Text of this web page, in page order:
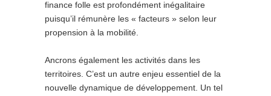
finance folle est profondément inégalitaire
puisqu’il rémunère les « facteurs » selon leur
propension à la mobilité.
Ancrons également les activités dans les
territoires. C’est un autre enjeu essentiel de la
nouvelle dynamique de développement. Un tel